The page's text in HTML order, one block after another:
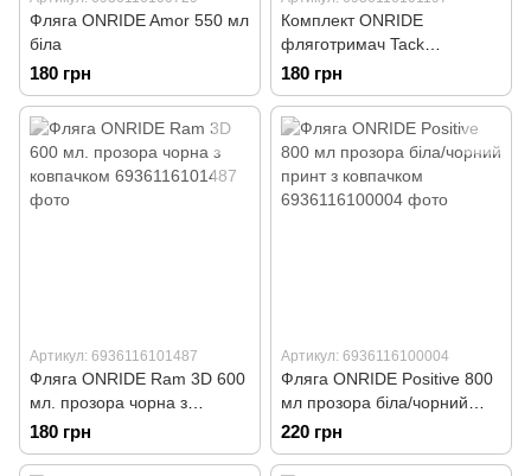
Фляга ONRIDE Amor 550 мл
біла
180 грн
Комплект ONRIDE
фляготримач Tack
блакитний + фляга Amor
180 грн
Артикул: 6936116101487
Фляга ONRIDE Ram 3D 600
мл. прозора чорна з
ковпачком
180 грн
Артикул: 6936116100004
Фляга ONRIDE Positive 800
мл прозора біла/чорний
принт з ковпачком
220 грн